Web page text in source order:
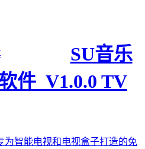
SU音乐
件_V1.0.0 TV
为智能电视和电视盒子打造的免